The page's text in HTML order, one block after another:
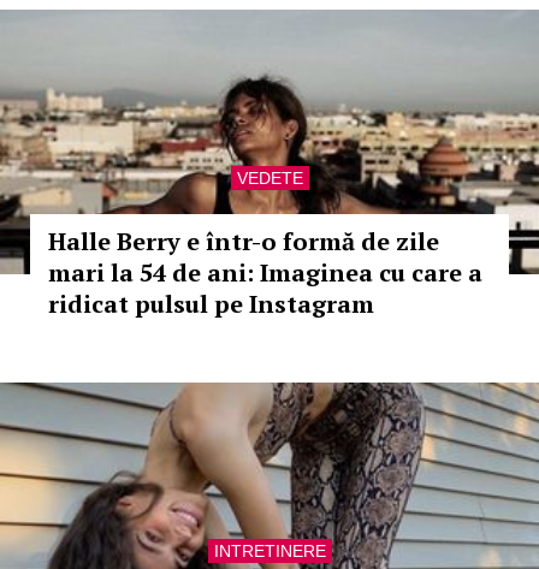
VEDETE
Halle Berry e într-o formă de zile
mari la 54 de ani: Imaginea cu care a
ridicat pulsul pe Instagram
INTRETINERE